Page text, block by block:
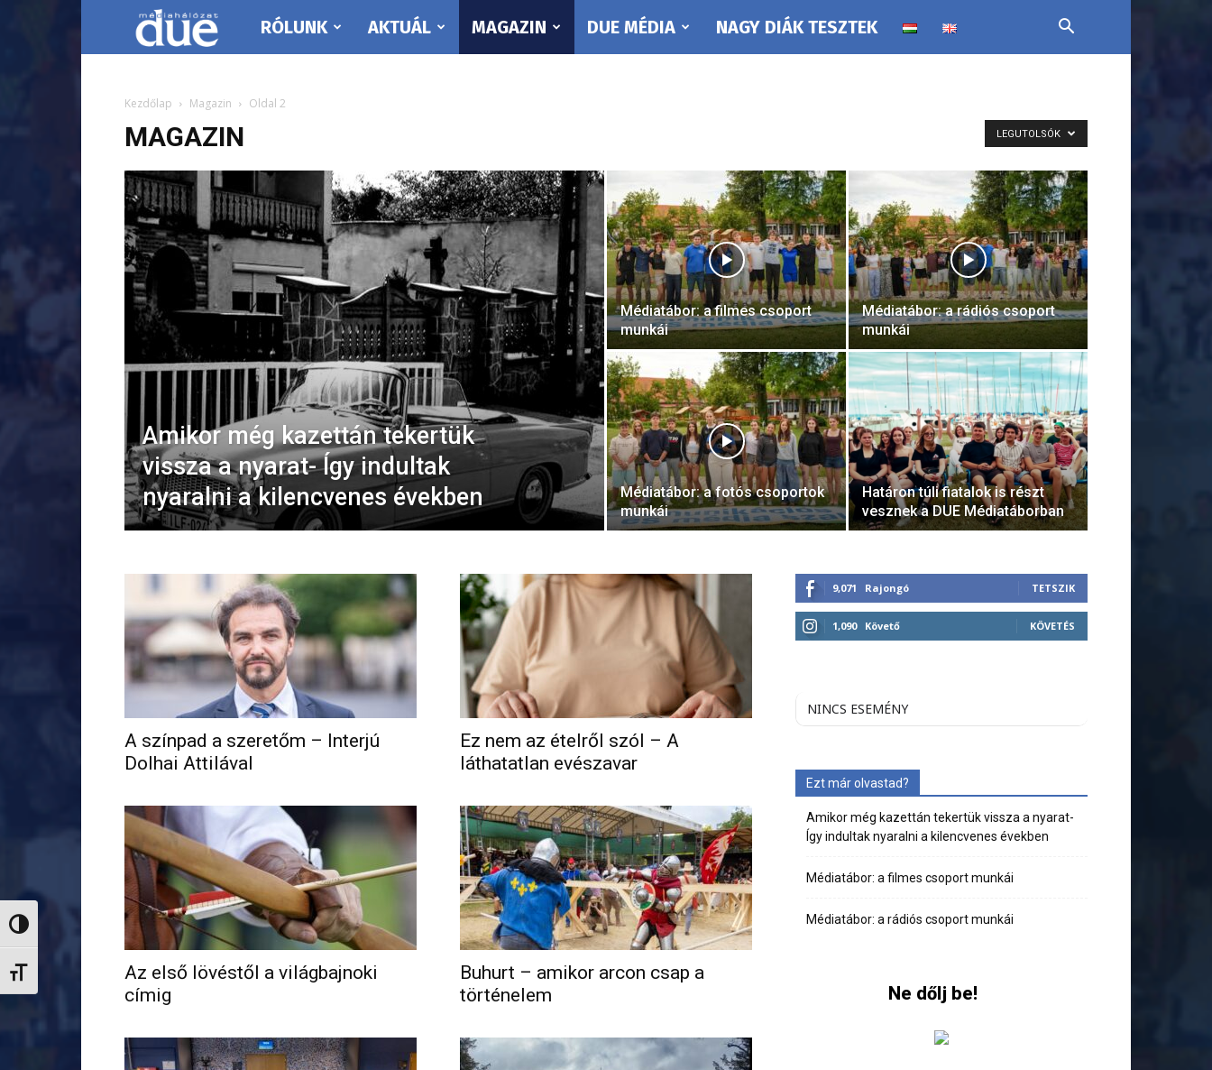
Nagy kontraszt váltása
Betűméret váltása
DUE
RÓLUNK AKTUÁL MAGAZIN DUE MÉDIA NAGY DIÁK TESZTEK
Kezdőlap Magazin Oldal 2
MAGAZIN LEGUTOLSÓK
Amikor még kazettán tekertük
vissza a nyarat- Így indultak
nyaralni a kilencvenes években
Médiatábor: a filmes csoport
munkái
Médiatábor: a rádiós csoport
munkái
Médiatábor: a fotós csoportok
munkái
Határon túli fiatalok is részt
vesznek a DUE Médiatáborban
A színpad a szeretőm – Interjú
Dolhai Attilával
Ez nem az ételről szól – A
láthatatlan evészavar
Az első lövéstől a világbajnoki
címig
Buhurt – amikor arcon csap a
történelem
9,071 Rajongó TETSZIK
1,090 Követő KÖVETÉS
NINCS ESEMÉNY
Ezt már olvastad?
Amikor még kazettán tekertük vissza a nyarat-
Így indultak nyaralni a kilencvenes években
Médiatábor: a filmes csoport munkái
Médiatábor: a rádiós csoport munkái
Ne dőlj be!